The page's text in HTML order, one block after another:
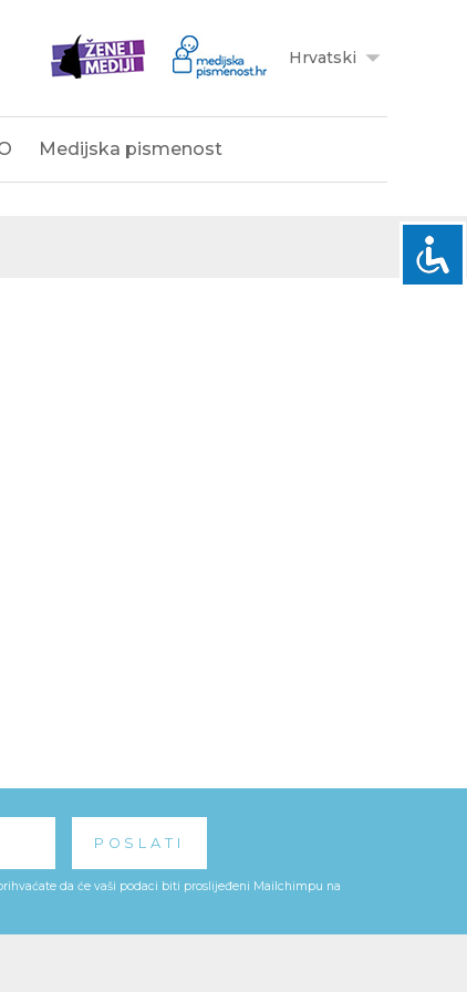
Hrvatski
Medijska pismenost
da će vaši podaci biti proslijeđeni Mailchimpu na